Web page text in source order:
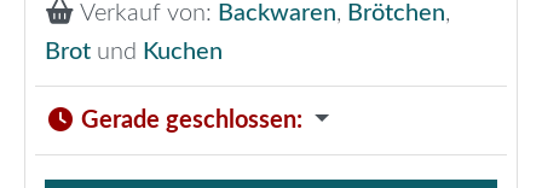
Verkauf von: Backwaren, Brötchen,
Brot und Kuchen
Gerade geschlossen: